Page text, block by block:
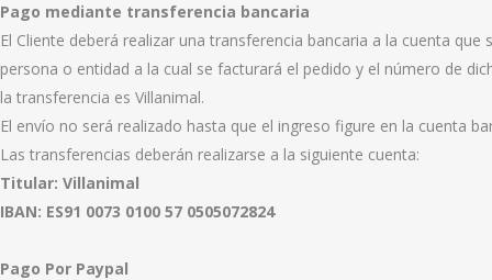
Pago mediante transferencia bancaria
El Cliente deberá realizar una transferencia bancaria a la cuenta
persona o entidad a la cual se facturará el pedido y el número de
la transferencia es Villanimal.
El envío no será realizado hasta que el ingreso figure en la cuenta
Las transferencias deberán realizarse a la siguiente cuenta:
Titular: Villanimal
IBAN: ES91 0073 0100 57 0505072824
Pago Por Paypal